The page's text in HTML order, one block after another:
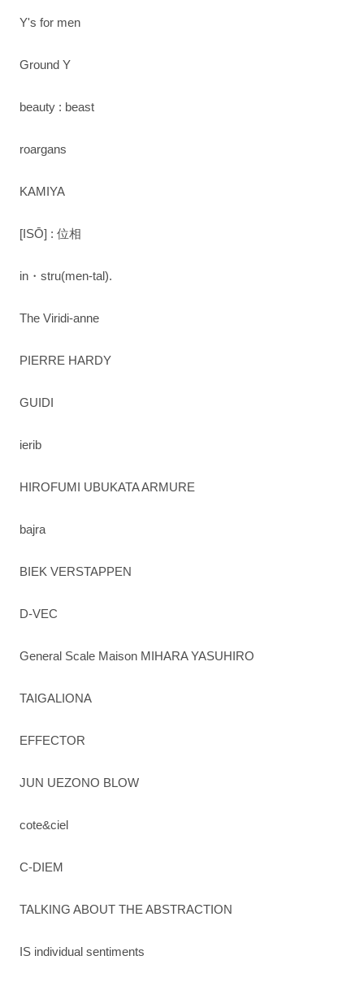
Y's for men
Ground Y
beauty : beast
roargans
KAMIYA
[ISŌ] : 位相
in・stru(men-tal).
The Viridi-anne
PIERRE HARDY
GUIDI
ierib
HIROFUMI UBUKATA ARMURE
bajra
BIEK VERSTAPPEN
D-VEC
General Scale Maison MIHARA YASUHIRO
TAIGALIONA
EFFECTOR
JUN UEZONO BLOW
cote&ciel
C-DIEM
TALKING ABOUT THE ABSTRACTION
IS individual sentiments